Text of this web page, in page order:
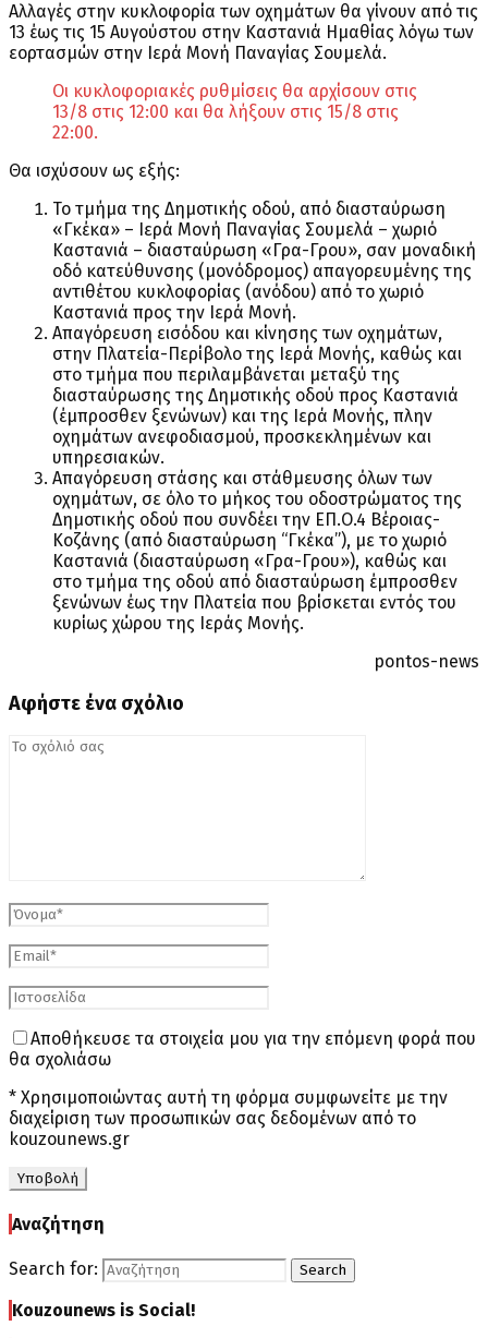
Αλλαγές στην κυκλοφορία των οχημάτων θα γίνουν από τις
13 έως τις 15 Αυγούστου στην Καστανιά Ημαθίας λόγω των
εορτασμών στην Ιερά Μονή Παναγίας Σουμελά.
Οι κυκλοφοριακές ρυθμίσεις θα αρχίσουν στις
13/8 στις 12:00 και θα λήξουν στις 15/8 στις
22:00.
Θα ισχύσουν ως εξής:
Το τμήμα της Δημοτικής οδού, από διασταύρωση
«Γκέκα» – Ιερά Μονή Παναγίας Σουμελά – χωριό
Καστανιά – διασταύρωση «Γρα-Γρου», σαν μοναδική
οδό κατεύθυνσης (μονόδρομος) απαγορευμένης της
αντιθέτου κυκλοφορίας (ανόδου) από το χωριό
Καστανιά προς την Ιερά Μονή.
Απαγόρευση εισόδου και κίνησης των οχημάτων,
στην Πλατεία-Περίβολο της Ιερά Μονής, καθώς και
στο τμήμα που περιλαμβάνεται μεταξύ της
διασταύρωσης της Δημοτικής οδού προς Καστανιά
(έμπροσθεν ξενώνων) και της Ιερά Μονής, πλην
οχημάτων ανεφοδιασμού, προσκεκλημένων και
υπηρεσιακών.
Απαγόρευση στάσης και στάθμευσης όλων των
οχημάτων, σε όλο το μήκος του οδοστρώματος της
Δημοτικής οδού που συνδέει την ΕΠ.Ο.4 Βέροιας-
Κοζάνης (από διασταύρωση “Γκέκα”), με το χωριό
Καστανιά (διασταύρωση «Γρα-Γρου»), καθώς και
στο τμήμα της οδού από διασταύρωση έμπροσθεν
ξενώνων έως την Πλατεία που βρίσκεται εντός του
κυρίως χώρου της Ιεράς Μονής.
pontos-news
Αφήστε ένα σχόλιο
Αποθήκευσε τα στοιχεία μου για την επόμενη φορά που
θα σχολιάσω
* Χρησιμοποιώντας αυτή τη φόρμα συμφωνείτε με την
διαχείριση των προσωπικών σας δεδομένων από το
kouzounews.gr
Αναζήτηση
Search for: Search
Kouzounews is Social!